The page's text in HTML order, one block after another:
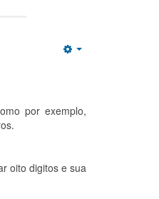
por exemplo,
oito digitos e sua